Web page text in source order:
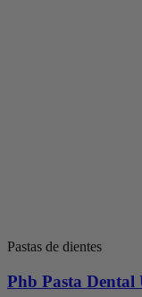
Pastas de dientes
Phb Pasta Dental